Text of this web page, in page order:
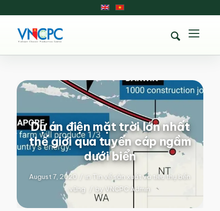
Dự án điện mặt trời lớn nhất
thế giới qua tuyến cáp ngầm
dưới biển
August 7, 2020 / in Tin về sản xuất và tiêu thụ bền
vững
/ by VNCPC Admin